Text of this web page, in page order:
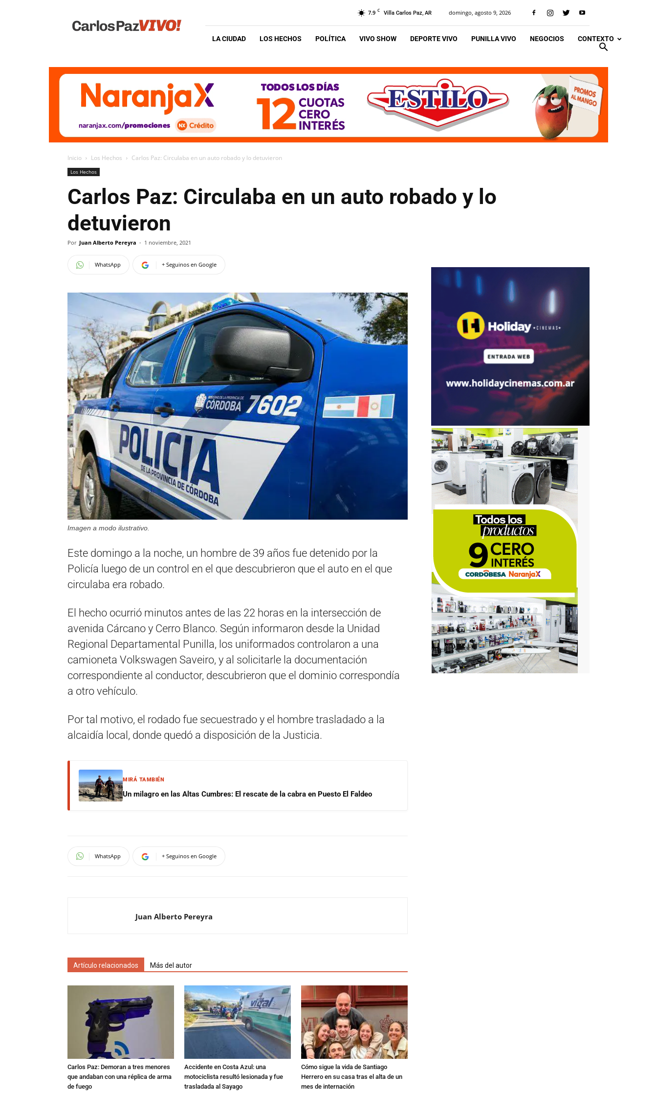
Vivo
7.9 C Villa Carlos Paz, AR domingo, agosto 9, 2026
LA CIUDAD LOS HECHOS POLÍTICA VIVO SHOW DEPORTE VIVO PUNILLA VIVO NEGOCIOS CONTEXTO
Inicio Los Hechos Carlos Paz: Circulaba en un auto robado y lo detuvieron
Los Hechos
Carlos Paz: Circulaba en un auto robado y lo
detuvieron
Por Juan Alberto Pereyra - 1 noviembre, 2021
WhatsApp + Seguinos en Google
Imagen a modo ilustrativo.
Este domingo a la noche, un hombre de 39 años fue detenido por la
Policía luego de un control en el que descubrieron que el auto en el que
circulaba era robado.
El hecho ocurrió minutos antes de las 22 horas en la intersección de
avenida Cárcano y Cerro Blanco. Según informaron desde la Unidad
Regional Departamental Punilla, los uniformados controlaron a una
camioneta Volkswagen Saveiro, y al solicitarle la documentación
correspondiente al conductor, descubrieron que el dominio correspondía
a otro vehículo.
Por tal motivo, el rodado fue secuestrado y el hombre trasladado a la
alcaidía local, donde quedó a disposición de la Justicia.
MIRÁ TAMBIÉN
Un milagro en las Altas Cumbres: El rescate de la cabra en Puesto El Faldeo
WhatsApp + Seguinos en Google
Juan Alberto Pereyra
Artículo relacionados Más del autor
Carlos Paz: Demoran a tres menores
que andaban con una réplica de arma
de fuego
Accidente en Costa Azul: una
motociclista resultó lesionada y fue
trasladada al Sayago
Cómo sigue la vida de Santiago
Herrero en su casa tras el alta de un
mes de internación